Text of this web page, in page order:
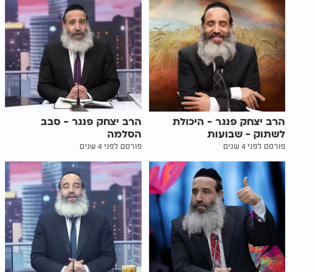
הרב יצחק פנגר - היכולת
לשתוק - שבועות
פורסם לפני 4 שנים
הרב יצחק פנגר - סבב
הסלמה
פורסם לפני 4 שנים